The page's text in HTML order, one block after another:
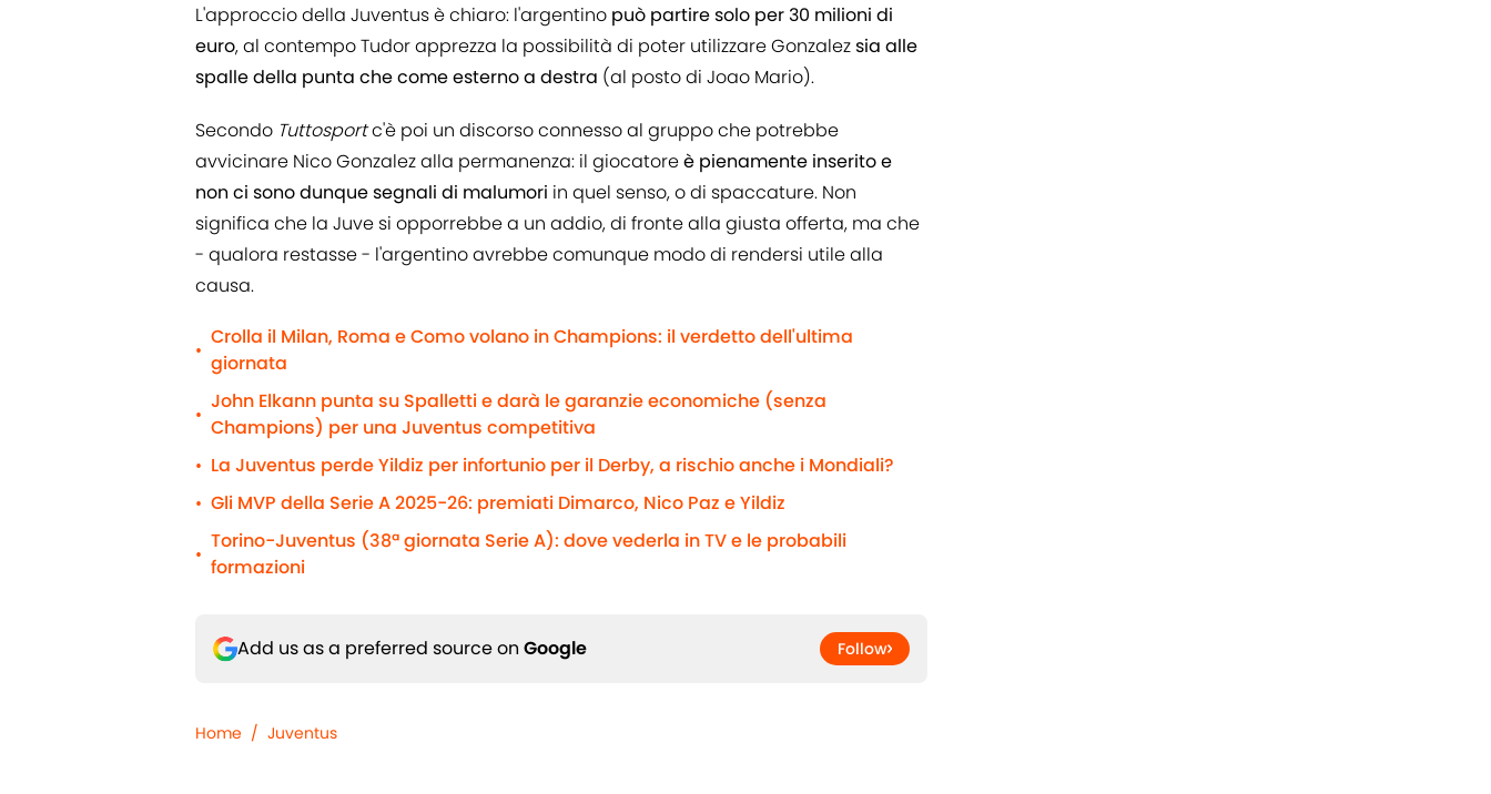
L'approccio della Juventus è chiaro: l'argentino può partire solo per 30 milioni di
euro, al contempo Tudor apprezza la possibilità di poter utilizzare Gonzalezsia alle
spalle della punta che come esterno a destra (al posto di Joao Mario).
Secondo Tuttosportc'è poi un discorso connesso al gruppo che potrebbe
avvicinare Nico Gonzalez alla permanenza: il giocatoreè pienamente inserito e
non ci sono dunque segnali di malumori in quel senso, o di spaccature. Non
significa che la Juve si opporrebbe a un addio, di fronte alla giusta offerta, ma che
- qualora restasse - l'argentino avrebbe comunque modo di rendersi utile alla
causa.
•
Crolla il Milan, Roma e Como volano in Champions: il verdetto dell'ultima
giornata
•
John Elkann punta su Spalletti e darà le garanzie economiche (senza
Champions) per una Juventus competitiva
• La Juventus perde Yildiz per infortunio per il Derby, a rischio anche i Mondiali?
• Gli MVP della Serie A 2025-26: premiati Dimarco, Nico Paz e Yildiz
•
Torino-Juventus (38ª giornata Serie A): dove vederla in TV e le probabili
formazioni
Add us as a preferred source on Google Follow
Home / Juventus